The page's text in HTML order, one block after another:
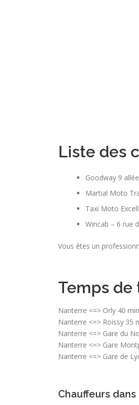
Liste des
Goodway 9
Martial Moto
Taxi Moto
Wincab – 6 rue
Vous êtes un
Temps
Nanterre <=> Orly 40
Nanterre <=> Roissy 35
Nanterre <=> Gare du
Nanterre <=> Gare
Nanterre <=> Gare de
Chauffeurs